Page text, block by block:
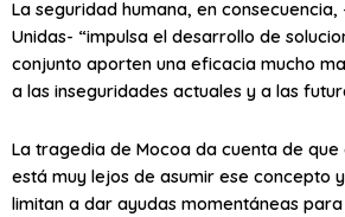
La seguridad humana, en
Unidas- “impulsa el desarrollo de
conjunto aporten una eficacia mucho
a las inseguridades actuales y a las
La tragedia de Mocoa da cuenta de que
está muy lejos de asumir ese concepto
limitan a dar ayudas momentáneas